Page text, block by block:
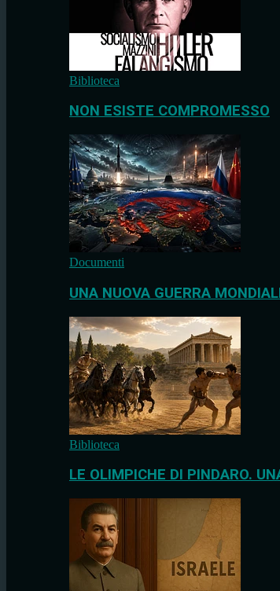
Biblioteca
NON ESISTE COMPROMESSO
Documenti
UNA NUOVA GUERRA
Biblioteca
LE OLIMPICHE DI PINDARO.